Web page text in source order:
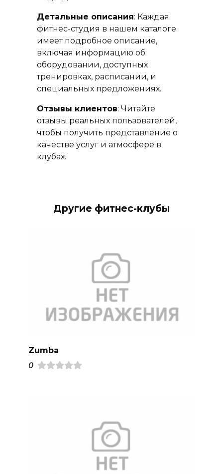
Детальные описания: Каждая
фитнес-студия в нашем каталоге
имеет подробное описание,
включая информацию об
оборудовании, доступных
тренировках, расписании, и
специальных предложениях.
Отзывы клиентов: Читайте
отзывы реальных пользователей,
чтобы получить представление о
качестве услуг и атмосфере в
клубах.
Другие фитнес-клубы
Zumba
0